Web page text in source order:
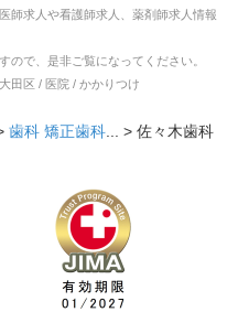
師求人や看護師求人、薬剤師求人情報
ので、是非ご覧になってください。
田区 / 医院 / かかりつけ
歯科 矯正歯科... > 佐々木歯科